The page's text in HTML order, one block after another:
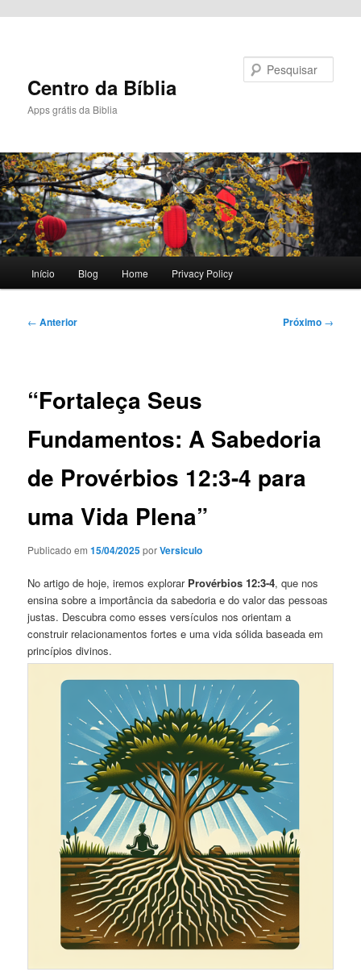
Centro da Bíblia
Apps grátis da Biblia
principal
Início Blog Home Privacy Policy
Navegação
← Anterior Próximo →
“Fortaleça Seus
Fundamentos: A Sabedoria
de Provérbios 12:3-4 para
uma Vida Plena”
Publicado em15/04/2025porVersiculo
No artigo de hoje, iremos explorar Provérbios 12:3-4, que nos
ensina sobre a importância da sabedoria e do valor das pessoas
justas. Descubra como esses versículos nos orientam a
construir relacionamentos fortes e uma vida sólida baseada em
princípios divinos.